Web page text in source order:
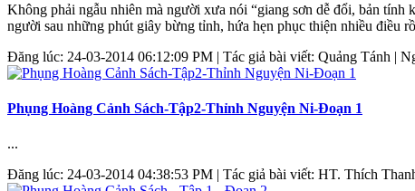
Không phải ngẫu nhiên mà người xưa nói “giang sơn dễ đổi, bản
người sau những phút giây bừng tỉnh, hứa hẹn phục thiện nhiều điều
Đăng lúc: 24-03-2014 06:12:09 PM | Tác giả bài viết: Quảng Tánh |
Phụng Hoàng Cảnh Sách-Tập2-Thỉnh Nguyện Ni-Đoạn 1
...
Đăng lúc: 24-03-2014 04:38:53 PM | Tác giả bài viết: HT. Thích